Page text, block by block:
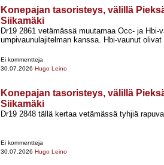
Konepajan tasoristeys, välillä
Siikamäki
Dr19 2861 vetämässä muutamaa Occ-​ ja Hbi-​
umpivaunulajitelman kanssa. Hbi-​vaunut olivat
Ei kommentteja
30.07.2026 Hugo Leino
Konepajan tasoristeys, välillä
Siikamäki
Dr19 2848 tällä kertaa vetämässä tyhjiä
Ei kommentteja
30.07.2026 Hugo Leino